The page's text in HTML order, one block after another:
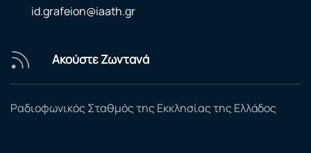
id.grafeion@iaath.gr
Ακούστε Ζωντανά
Ραδιοφωνικός Σταθμός της Εκκλησίας της Ελλάδος